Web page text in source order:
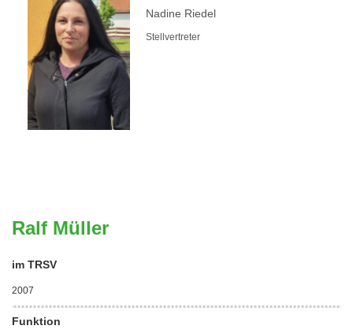
Nadine Riedel
Stellvertreter
Ralf Müller
im TRSV
2007
Funktion